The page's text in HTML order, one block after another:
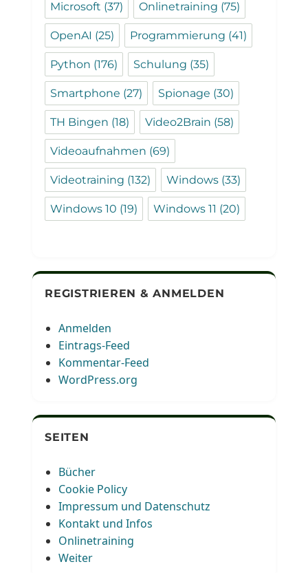
Microsoft (37) Onlinetraining (75)
OpenAI (25) Programmierung (41)
Python (176) Schulung (35)
Smartphone (27) Spionage (30)
TH Bingen (18) Video2Brain (58)
Videoaufnahmen (69)
Videotraining (132) Windows (33)
Windows 10 (19) Windows 11 (20)
REGISTRIEREN & ANMELDEN
Anmelden
Eintrags-Feed
Kommentar-Feed
WordPress.org
SEITEN
Bücher
Cookie Policy
Impressum und Datenschutz
Kontakt und Infos
Onlinetraining
Weiter